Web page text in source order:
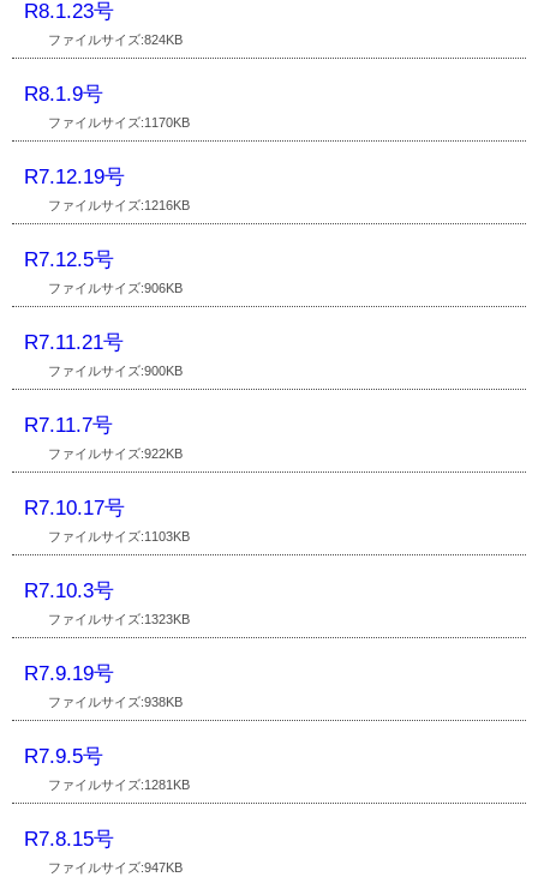
R8.1.23号
ファイルサイズ:824KB
R8.1.9号
ファイルサイズ:1170KB
R7.12.19号
ファイルサイズ:1216KB
R7.12.5号
ファイルサイズ:906KB
R7.11.21号
ファイルサイズ:900KB
R7.11.7号
ファイルサイズ:922KB
R7.10.17号
ファイルサイズ:1103KB
R7.10.3号
ファイルサイズ:1323KB
R7.9.19号
ファイルサイズ:938KB
R7.9.5号
ファイルサイズ:1281KB
R7.8.15号
ファイルサイズ:947KB